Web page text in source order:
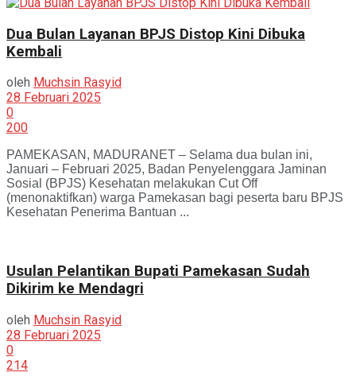
Dua Bulan Layanan BPJS Distop Kini Dibuka
Kembali
oleh Muchsin Rasyid
28 Februari 2025
0
200
PAMEKASAN, MADURANET – Selama dua bulan ini,
Januari – Februari 2025, Badan Penyelenggara Jaminan
Sosial (BPJS) Kesehatan melakukan Cut Off
(menonaktifkan) warga Pamekasan bagi peserta baru BPJS
Kesehatan Penerima Bantuan ...
Usulan Pelantikan Bupati Pamekasan Sudah
Dikirim ke Mendagri
oleh Muchsin Rasyid
28 Februari 2025
0
214